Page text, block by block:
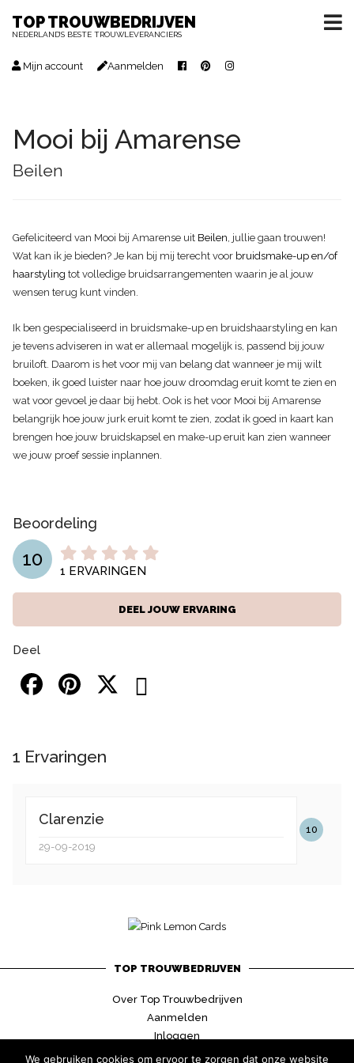
TOP TROUWBEDRIJVEN
NEDERLAND’S BESTE TROUWLEVERANCIERS
Mijn account Aanmelden
Mooi bij Amarense
Beilen
Gefeliciteerd van Mooi bij Amarense uit Beilen, jullie gaan trouwen!
Wat kan ik je bieden? Je kan bij mij terecht voor bruidsmake-up en/of
haarstyling tot volledige bruidsarrangementen waarin je al jouw
wensen terug kunt vinden.
Ik ben gespecialiseerd in bruidsmake-up en bruidshaarstyling en kan
je tevens adviseren in wat er allemaal mogelijk is, passend bij jouw
bruiloft. Daarom is het voor mij van belang dat wanneer je mij wilt
boeken, ik goed luister naar hoe jouw droomdag eruit komt te zien en
wat voor gevoel je daar bij hebt. Ook is het voor Mooi bij Amarense
belangrijk hoe jouw jurk eruit komt te zien, zodat ik goed in kaart kan
brengen hoe jouw bruidskapsel en make-up eruit kan zien wanneer
we jouw proef sessie inplannen.
Beoordeling
10
1 ERVARINGEN
DEEL JOUW ERVARING
Deel
1 Ervaringen
10
Clarenzie
29-09-2019
TOP TROUWBEDRIJVEN
Over Top Trouwbedrijven
Aanmelden
Inloggen
Contact
We gebruiken cookies om ervoor te zorgen dat onze website